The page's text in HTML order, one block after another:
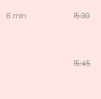
8 min 15:30
15:45